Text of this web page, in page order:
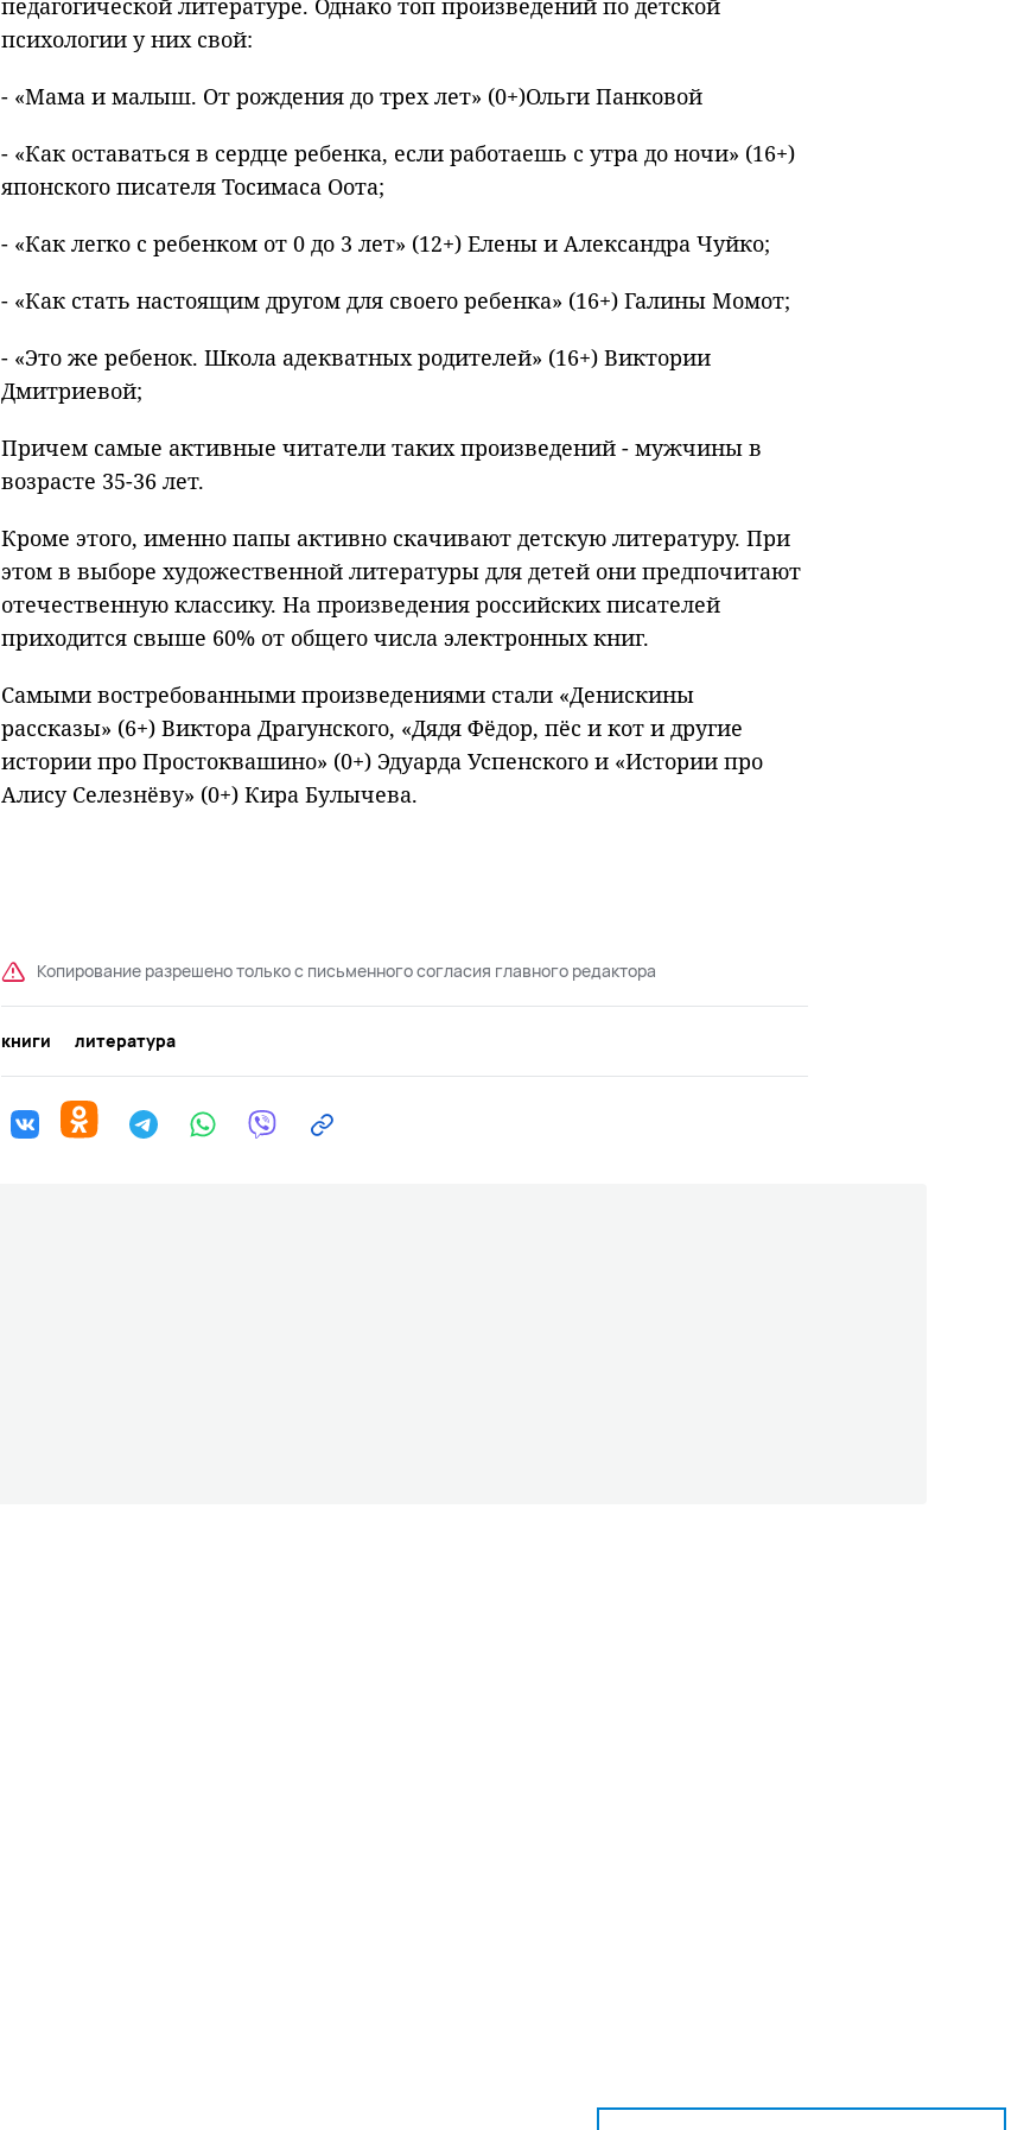
педагогической литературе. Однако топ произведений по детской
психологии у них свой:
- «Мама и малыш. От рождения до трех лет» (0+)Ольги Панковой
- «Как оставаться в сердце ребенка, если работаешь с утра до ночи» (16+)
японского писателя Тосимаса Оота;
- «Как легко с ребенком от 0 до 3 лет» (12+) Елены и Александра Чуйко;
- «Как стать настоящим другом для своего ребенка» (16+) Галины Момот;
- «Это же ребенок. Школа адекватных родителей» (16+) Виктории
Дмитриевой;
Причем самые активные читатели таких произведений - мужчины в
возрасте 35-36 лет.
Кроме этого, именно папы активно скачивают детскую литературу. При
этом в выборе художественной литературы для детей они предпочитают
отечественную классику. На произведения российских писателей
приходится свыше 60% от общего числа электронных книг.
Самыми востребованными произведениями стали «Денискины
рассказы» (6+) Виктора Драгунского, «Дядя Фёдор, пёс и кот и другие
истории про Простоквашино» (0+) Эдуарда Успенского и «Истории про
Алису Селезнёву» (0+) Кира Булычева.
Копирование разрешено только с письменного согласия главного редактора
книги литература